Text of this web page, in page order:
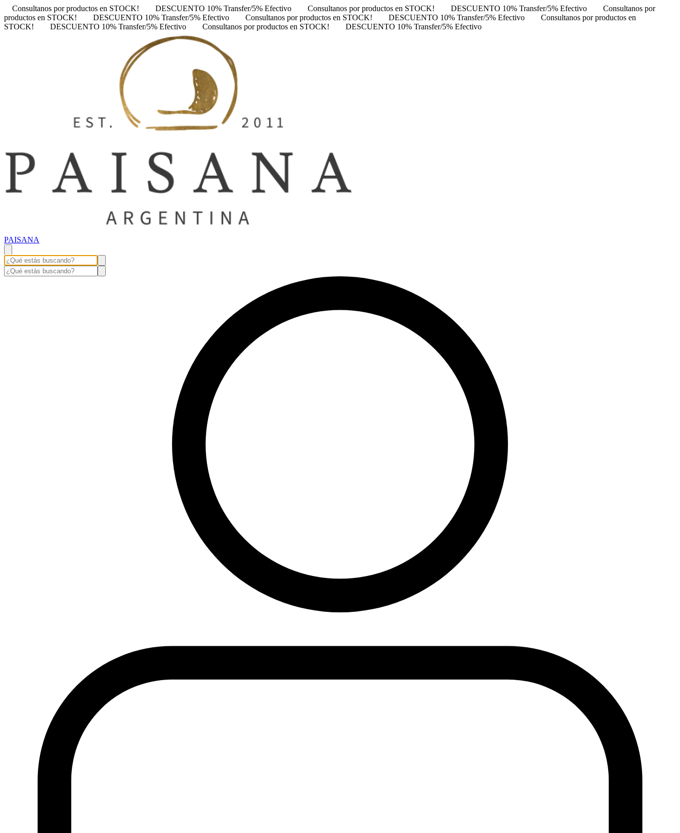
Consultanos por productos en STOCK! DESCUENTO 10% Transfer/5% Efectivo Consultanos por productos en STOCK! DESCUENTO 10% Transfer/5% Efectivo
Consultanos por
productos en STOCK!
DESCUENTO 10% Transfer/5% Efectivo Consultanos por productos en STOCK! DESCUENTO 10% Transfer/5% Efectivo
Consultanos por productos en
STOCK!
DESCUENTO 10% Transfer/5% Efectivo Consultanos por productos en STOCK! DESCUENTO 10% Transfer/5% Efectivo
PAISANA